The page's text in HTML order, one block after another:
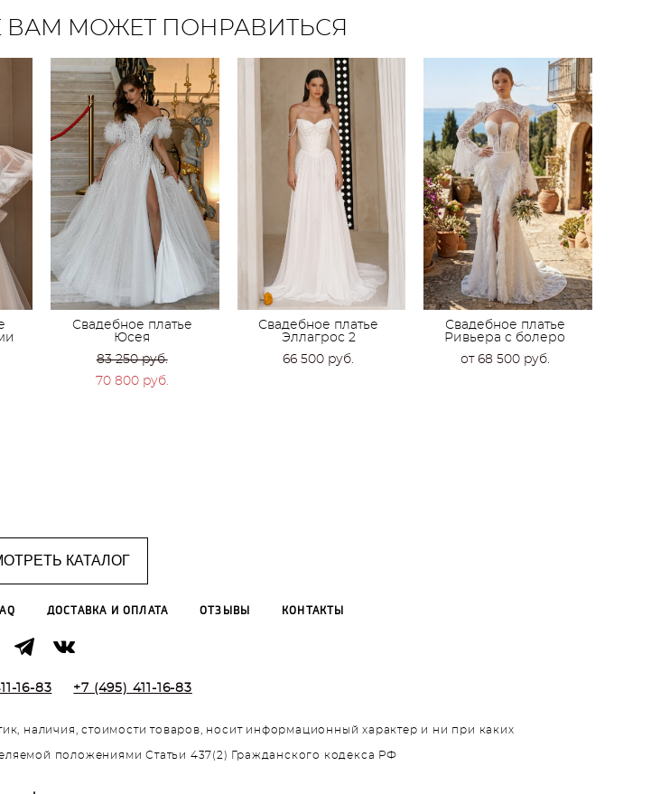
ВАМ МОЖЕТ ПОНРАВИТЬСЯ
Свадебное платье
Юсея
83 250 pуб.
70 800 pуб.
Свадебное платье
Эллагрос 2
66 500 pуб.
Свадебное платье
Ривьера с болеро
от 68 500 pуб.
КАТАЛОГ
ДОСТАВКА И ОПЛАТА ОТЗЫВЫ КОНТАКТЫ
16-83 +7 (495) 411-16-83
наличия, стоимости товаров, носит информационный характер и ни при каких
положениями Статьи 437(2) Гражданского кодекса РФ